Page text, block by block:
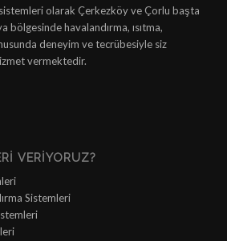
olarak Çerkezköy ve Çorlu başta
bölgesinde havalandırma, ısıtma,
deneyim ve tecrübesiyle siz
vermektedir.
VERIYORUZ?
Sistemleri